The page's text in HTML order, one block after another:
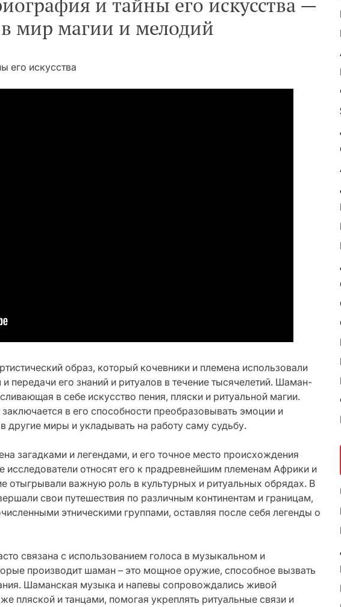
мир магии и мелодий
образ, который кочевники и племена использовали
его знаний и ритуалов в течение тысячелетий. Шаман-
в себе искусство пения, пляски и ритуальной магии.
в его способности преобразовывать эмоции и
другие миры и укладывать на работу саму судьбу.
загадками и легендами, и его точное место происхождения
исследователи относят его к прадревнейшим племенам Африки и
отыгрывали важную роль в культурных и ритуальных обрядах. В
свои путешествия по различным континентам и границам,
этническими группами, оставляя после себя легенды о
связана с использованием голоса в музыкальном и
производит шаман – это мощное оружие, способное вызвать
Шаманская музыка и напевы сопровождались живой
пляской и танцами, помогая укреплять ритуальные связи и